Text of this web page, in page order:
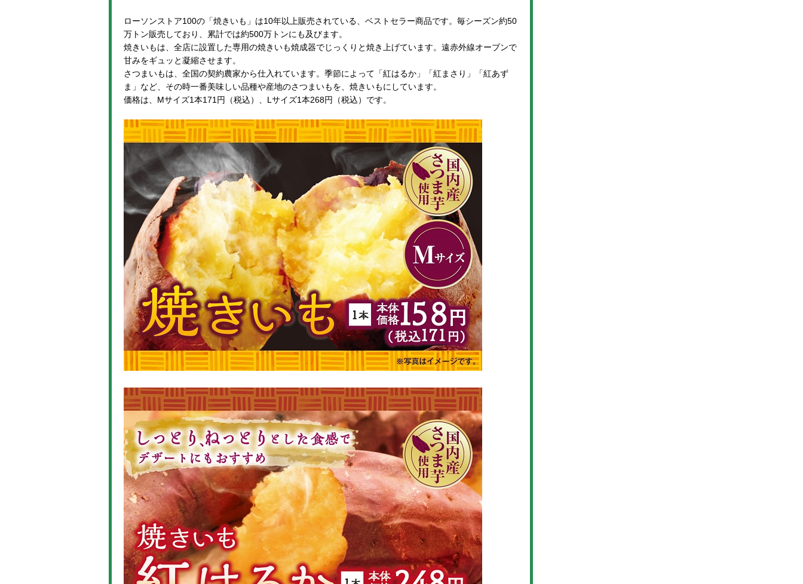
ローソンストア100の「焼きいも」は10年以上販売されている、ベストセラー商品です。毎シーズン約50
万トン販売しており、累計では約500万トンにも及びます。
焼きいもは、全店に設置した専用の焼きいも焼成器でじっくりと焼き上げています。遠赤外線オーブンで
甘みをギュッと凝縮させます。
さつまいもは、全国の契約農家から仕入れています。季節によって「紅はるか」「紅まさり」「紅あず
ま」など、その時一番美味しい品種や産地のさつまいもを、焼きいもにしています。
価格は、Mサイズ1本171円（税込）、Lサイズ1本268円（税込）です。